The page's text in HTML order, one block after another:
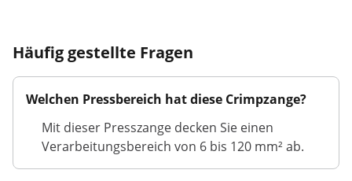
Häufig gestellte Fragen
Welchen Pressbereich hat diese Crimpzange?
Mit dieser Presszange decken Sie einen
Verarbeitungsbereich von 6 bis 120 mm² ab.